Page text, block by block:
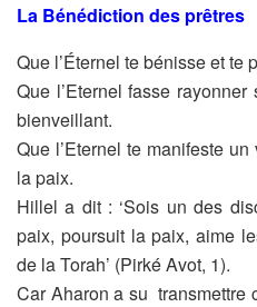
La Bénédiction des prêtres
Que l’Éternel te bénisse et te
Que l’Eternel fasse
bienveillant.
Que l’Eternel te manifeste
la paix.
Hillel a dit : ‘Sois un des
paix, poursuit la paix, aime
de la Torah’ (Pirké Avot, 1).
Car Aharon a su transmettre